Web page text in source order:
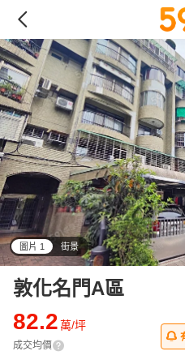
圖片 1 街景
敦化名門A區
82.2萬/坪
成交均價